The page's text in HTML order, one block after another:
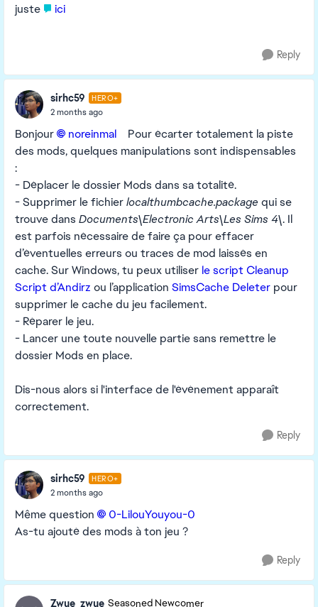
juste
ici
Reply
sirhc59 HERO+
2 months ago
Bonjour noreinmal​ Pour écarter totalement la piste
des mods, quelques manipulations sont indispensables
:
- Déplacer le dossier Mods dans sa totalité.
- Supprimer le fichierlocalthumbcache.package qui se
trouve dans Documents\Electronic Arts\Les Sims 4\. Il
est parfois nécessaire de faire ça pour effacer
d’éventuelles erreurs ou traces de mod laissés en
cache. Sur Windows, tu peux utiliser le script Cleanup
Script d’Andirz ou l’application SimsCache Deleter pour
supprimer le cache du jeu facilement.
- Réparer le jeu.
- Lancer une toute nouvelle partie sans remettre le
dossier Mods en place.
Dis-nous alors si l'interface de l'événement apparaît
correctement.
Reply
sirhc59 HERO+
2 months ago
Même question
0-LilouYouyou-0​
As-tu ajouté des mods à ton jeu ?
Reply
Zwue_zwue Seasoned Newcomer